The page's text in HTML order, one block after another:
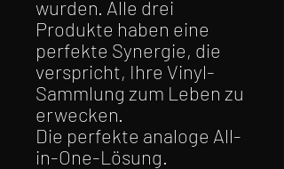
wurden. Alle drei
Produkte haben eine
perfekte Synergie, die
verspricht, Ihre Vinyl-
Sammlung zum Leben zu
erwecken.
Die perfekte analoge All-
in-One-Lösung.